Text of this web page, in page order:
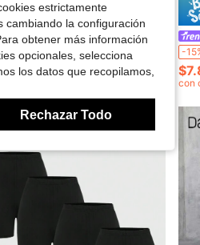
SHEIN Mallas Casuales De Punto Con Patrón De Mariposa Iridiscente Para Chicas Adolescentes
-
con
13-16 Years
estrictamente
cambiando la configuración
obtener más información
opcionales, selecciona
los datos que recopilamos,
Rechazar Todo